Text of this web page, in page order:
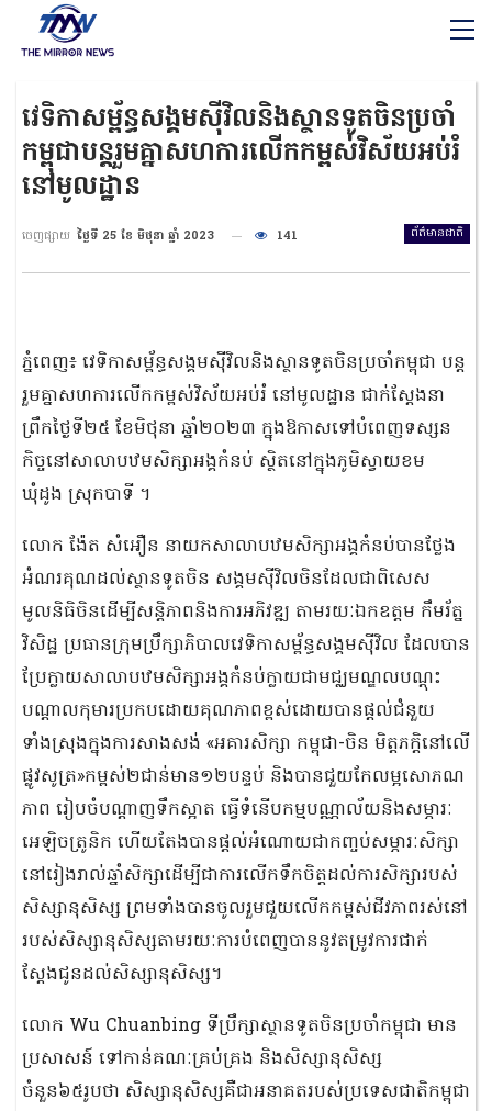
វេទិកាសម្ព័ន្ធសង្គមស៊ីវិលនិងស្ថានទូតចិនប្រចាំ
កម្ពុជាបន្តរួមគ្នាសហការលើកកម្ពស់វិស័យអប់រំ
នៅមូលដ្ឋាន
ព័ត៌មានជាតិ
ចេញផ្សាយ ថ្ងៃទី 25 ខែ មិថុនា ឆ្នាំ 2023 141
ភ្នំពេញ៖ វេទិកាសម្ព័ន្ធសង្គមស៊ីវិលនិងស្ថានទូតចិនប្រចាំកម្ពុជា បន្ត
រួមគ្នាសហការលើកកម្ពស់វិស័យអប់រំ នៅមូលដ្ឋាន ជាក់ស្តែងនា
ព្រឹកថ្ងៃទី២៥ ខែមិថុនា ឆ្នាំ២០២៣ ក្នុងឱកាសទៅបំពេញទស្សន
កិច្ចនៅសាលាបឋមសិក្សាអង្គកំនប់ ស្ថិតនៅក្នុងភូមិស្វាយខម
ឃុំដូង ស្រុកបាទី ។
លោក ង៉ែត សំអឿន នាយកសាលាបឋមសិក្សាអង្គកំនប់បានថ្លែង
អំណរគុណដល់ស្ថានទូតចិន សង្គមស៊ីវិលចិនដែលជាពិសេស
មូលនិធិចិនដើម្បីសន្តិភាពនិងការអភិវឌ្ឍ តាមរយៈឯកឧត្តម កឹមរ័ត្ន
វិសិដ្ឋ ប្រធានក្រុមប្រឹក្សាភិបាលវេទិកាសម្ព័ន្ធសង្គមស៊ីវិល ដែលបាន
ប្រែក្លាយសាលាបឋមសិក្សាអង្គកំនប់ក្លាយជាមជ្ឈមណ្ឌលបណ្តុះ
បណ្តាលកុមារប្រកបដោយគុណភាពខ្ពស់ដោយបានផ្តល់ជំនួយ
ទាំងស្រុងក្នុងការសាងសង់ «អគារសិក្សា កម្ពុជា-ចិន មិត្តភក្តិនៅលើ
ផ្លូវសូត្រ»កម្ពស់២ជាន់មាន១២បន្ទប់ និងបានជួយកែលម្អសោភណ
ភាព រៀបចំបណ្តាញទឹកស្អាត ធ្វើទំនើបកម្មបណ្ណាល័យនិងសម្ភារៈ
អេឡិចត្រូនិក ហើយតែងបានផ្តល់អំណោយជាកញ្ចប់សម្ភារៈសិក្សា
នៅរៀងរាល់ឆ្នាំសិក្សាដើម្បីជាការលើកទឹកចិត្តដល់ការសិក្សារបស់
សិស្សានុសិស្ស ព្រមទាំងបានចូលរួមជួយលើកកម្ពស់ជីវភាពរស់នៅ
របស់សិស្សានុសិស្សតាមរយៈការបំពេញបាននូវតម្រូវការជាក់
ស្តែងជូនដល់សិស្សានុសិស្ស។
លោក Wu Chuanbing ទីប្រឹក្សាស្ថានទូតចិនប្រចាំកម្ពុជា មាន
ប្រសាសន៍ ទៅកាន់គណៈគ្រប់គ្រង និងសិស្សានុសិស្ស
ចំនួន៦៥រូបថា សិស្សានុសិស្សគឺជាអនាគតរបស់ប្រទេសជាតិកម្ពុជា